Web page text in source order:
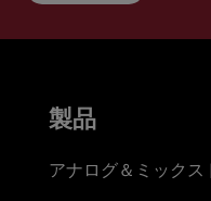
製品
アナログ＆ミックス